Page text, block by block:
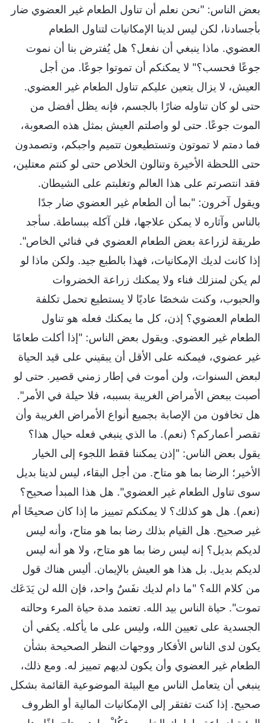
بعض الناس: "نحن نعلم أن تناول الطعام غير العضوي ضار
بأجسادنا، لكن ليس لدينا الإمكانيات لتناول الطعام
العضوي. ماذا ينبغي أن نفعل؟ هل يُفترض بنا أن نموت
جوعًا فحسب؟" لا يمكنكم أن تموتوا جوعًا. من أجل
العيش، لا يزال يتعين عليكم تناول الطعام غير العضوي.
حتى لو كان تناوله ضارًا بالجسم، فإنه يظل أفضل من
الموت جوعًا. حتى لو واصلتم العيش بمثل هذه الصعوبة،
فما دمتم لا تموتون وتستطيعون تتميم واجبكم، وتصمدون
حتى اللحظة الأخيرة وتنالون الخلاص حتى لو كنتم معتلين،
فقد انتصرتم على هذا العالم وتغلبتم على الشيطان.
ويقول آخرون: "بما أن الطعام غير العضوي ضار جدًا
بالناس وآثاره لا يمكن علاجها، فلن آكله ببساطة. سأجد
طريقة لزراعة بعض الطعام العضوي في فنائي الخاص".
إذا كانت لديك الإمكانيات، فهذا بالطبع جيد. ولكن ماذا لو
لم يكن لمنزلك فناء ولا يمكنك زراعة الخضروات
والحبوب، وكنت شخصًا عاديًا لا يستطيع تحمل تكلفة
الطعام العضوي؟ إذن، كل ما يمكنك فعله هو تناول
الطعام غير العضوي. ويقول بعض الناس: "إذا أكلت طعامًا
غير عضوي، فيمكنه على الأقل أن يبقيني على قيد الحياة
لبعض السنوات، ولن أموت في إطار زمني قصير. حتى لو
أصبت ببعض الأمراض الغريبة بسببه، فلا حيلة في الأمر".
هل تخافون من الإصابة بجميع أنواع الأمراض الغريبة وأن
تقصر أعماركم؟ (نعم). ما الذي ينبغي فعله حيال هذا؟
يقول بعض الناس: "إذن يمكننا فقط اللجوء إلى الخيار
الأخير؛ الرضا بما هو متاح. من أجل البقاء، ليس لدينا بديل
سوى تناول الطعام غير العضوي". هل هذا المبدأ صحيح؟
(نعم). هل هو كذلك؟ لا يمكنكم تمييز ما إذا كان صحيحًا أم
غير صحيح. هل القيام بذلك رضا بما هو متاح، وأنه ليس
لديكم بديل؟ إنه ليس رضا بما هو متاح، ولا هو أنه ليس
لديكم بديل. بل هذا هو العيش بالإيمان. أليس هناك قول
من كلام الله؟ "ما دام لديك نفَسٌ واحد، فإن الله لن يَدَعَك
تموت". حياة الناس بيد الله. تعتمد مدة حياة المرء وحالته
الجسدية على تعيين الله، وليس على ما يأكله. يكفي أن
يكون لدى الناس الأفكار ووجهات النظر الصحيحة بشأن
الطعام غير العضوي وأن يكون لديهم تمييز له. ومع ذلك،
ينبغي أن يتعامل الناس مع البيئة الموضوعية القائمة بشكل
صحيح. إذا كنت تفتقر إلى الإمكانيات المالية أو الظروف